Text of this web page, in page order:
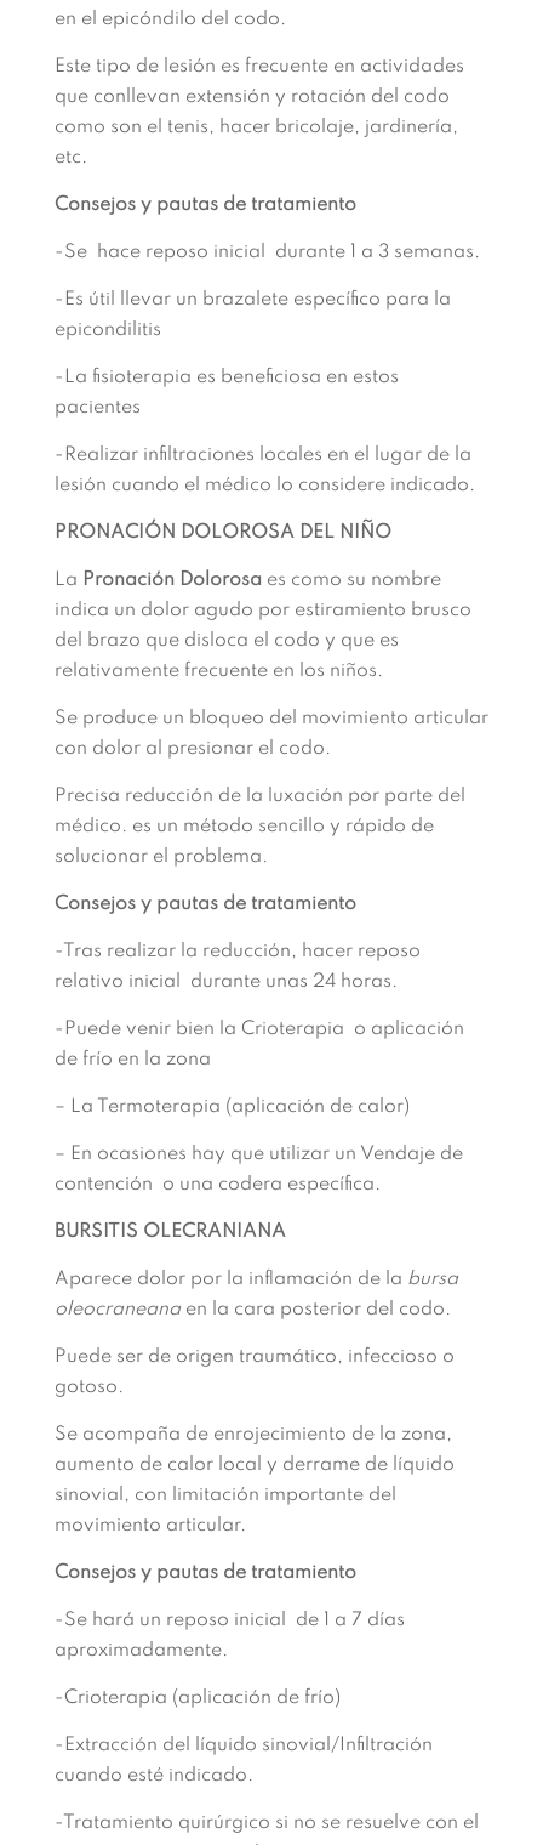
en el epicóndilo del codo.
Este tipo de lesión es frecuente en actividades
que conllevan extensión y rotación del codo
como son el tenis, hacer bricolaje, jardinería,
etc.
Consejos y pautas de tratamiento
-Se hace reposo inicial durante 1 a 3 semanas.
-Es útil llevar un brazalete específico para la
epicondilitis
-La fisioterapia es beneficiosa en estos
pacientes
-Realizar infiltraciones locales en el lugar de la
lesión cuando el médico lo considere indicado.
PRONACIÓN DOLOROSA DEL NIÑO
La Pronación Dolorosa es como su nombre
indica un dolor agudo por estiramiento brusco
del brazo que disloca el codo y que es
relativamente frecuente en los niños.
Se produce un bloqueo del movimiento articular
con dolor al presionar el codo.
Precisa reducción de la luxación por parte del
médico. es un método sencillo y rápido de
solucionar el problema.
Consejos y pautas de tratamiento
-Tras realizar la reducción, hacer reposo
relativo inicial durante unas 24 horas.
-Puede venir bien la Crioterapia o aplicación
de frío en la zona
– La Termoterapia (aplicación de calor)
– En ocasiones hay que utilizar un Vendaje de
contención o una codera específica.
BURSITIS OLECRANIANA
Aparece dolor por la inflamación de la bursa
oleocraneanaen la cara posterior del codo.
Puede ser de origen traumático, infeccioso o
gotoso.
Se acompaña de enrojecimiento de la zona,
aumento de calor local y derrame de líquido
sinovial, con limitación importante del
movimiento articular.
Consejos y pautas de tratamiento
-Se hará un reposo inicial de 1 a 7 días
aproximadamente.
-Crioterapia (aplicación de frío)
-Extracción del líquido sinovial/Infiltración
cuando esté indicado.
-Tratamiento quirúrgico si no se resuelve con el